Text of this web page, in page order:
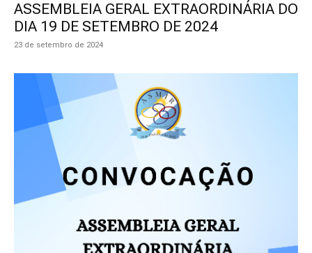
ASSEMBLEIA GERAL EXTRAORDINÁRIA DO
DIA 19 DE SETEMBRO DE 2024
23 de setembro de 2024